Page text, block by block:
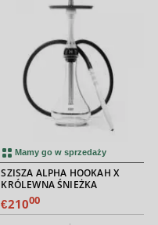
Mamy go w sprzedaży
SZISZA ALPHA HOOKAH X
KRÓLEWNA ŚNIEŻKA
€21000